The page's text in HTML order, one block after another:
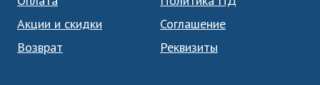
Акции и скидки
Возврат
Соглашение
Реквизиты